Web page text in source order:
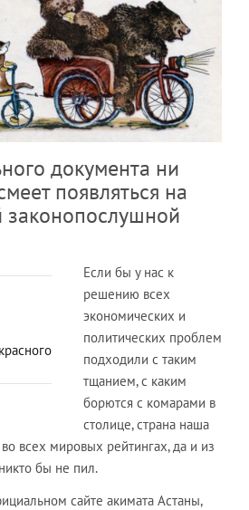
документа ни
появляться на
Если бы у нас к
решению всех
экономических и
политических проблем
подходили с таким
тщанием, с каким
борются с комарами в
столице, страна наша
всех мировых рейтингах, да и из
бы не пил.
сайте акимата Астаны,